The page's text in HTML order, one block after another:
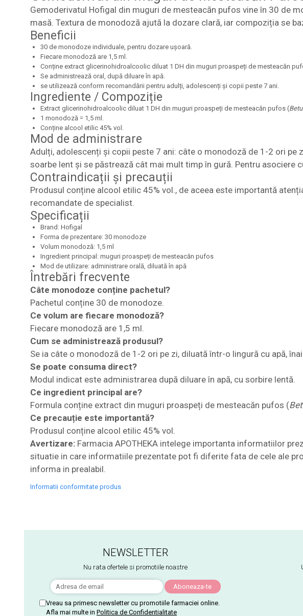
Gemoderivatul Hofigal din muguri de mesteacăn pufos vine în 30 de
masă. Textura de monodoză ajută la dozare clară, iar compoziția se
Beneficii
30 de monodoze individuale, pentru dozare ușoară.
Fiecare monodoză are 1,5 ml.
Conține extract glicerinohidroalcoolic diluat 1 DH din muguri proaspeți de mesteacăn
Se administrează oral, după diluare în apă.
se utilizează conform recomandării pentru adulți, adolescenți și copii peste 7 ani.
Ingrediente / Compoziție
Extract glicerinohidroalcoolic diluat 1 DH din muguri proaspeți de mesteacăn pufos (
1 monodoză = 1,5 ml.
Conține alcool etilic 45% vol.
Mod de administrare
Adulți, adolescenți și copii peste 7 ani: câte o monodoză de 1-2 ori pe
soarbe lent și se păstrează cât mai mult timp în gură. Pentru asociere
Contraindicații și precauții
Produsul conține alcool etilic 45% vol., de aceea este importantă
recomandate de specialist.
Specificații
Brand: Hofigal
Forma de prezentare: 30 monodoze
Volum monodoză: 1,5 ml
Ingredient principal: muguri proaspeți de mesteacăn pufos
Mod de utilizare: administrare orală, diluată în apă
Întrebări frecvente
Câte monodoze conține pachetul?
Pachetul conține 30 de monodoze.
Ce volum are fiecare monodoză?
Fiecare monodoză are 1,5 ml.
Cum se administrează produsul?
Se ia câte o monodoză de 1-2 ori pe zi, diluată într-o lingură cu apă,
Se poate consuma direct?
Modul indicat este administrarea după diluare în apă, cu sorbire lentă.
Ce ingredient principal are?
Formula conține extract din muguri proaspeți de mesteacăn pufos (
Ce precauție este importantă?
Produsul conține alcool etilic 45% vol.
Avertizare: Farmacia APOTHEKA intelege importanta informatiilor
situatie in care informatiile prezentate pot fi diferite fata de cele ale
informa in prealabil.
Informatii conformitate produs
NEWSLETTER
Nu rata ofertele si promotiile noastre
Vreau sa primesc newsletter cu promotiile farmaciei online.
Afla mai multe in Politica de Confidentialitate